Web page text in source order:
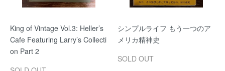
King of Vintage Vol.3: Heller’s
Cafe Featuring Larry’s Collecti
on Part 2
シンプルライフ もう一つのア
メリカ精神史
SOLD OUT